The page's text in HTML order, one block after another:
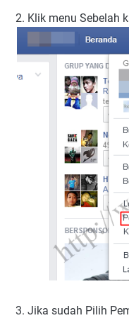
2. Klik menu Sebelah
3. Jika sudah Pilih